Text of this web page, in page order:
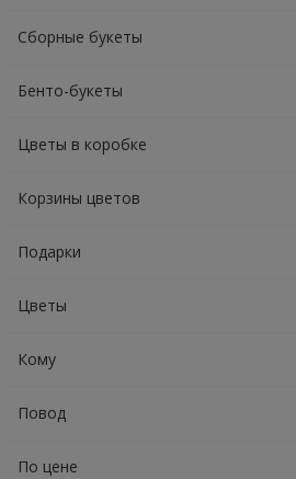
Сборные букеты
Бенто-букеты
Цветы в коробке
Корзины цветов
Подарки
Цветы
Кому
Повод
По цене